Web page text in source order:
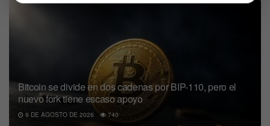
Bitcoin se divide en dos cadenas por BIP-110, pero el
nuevo fork tiene escaso apoyo
9 DE AGOSTO DE 2026 740